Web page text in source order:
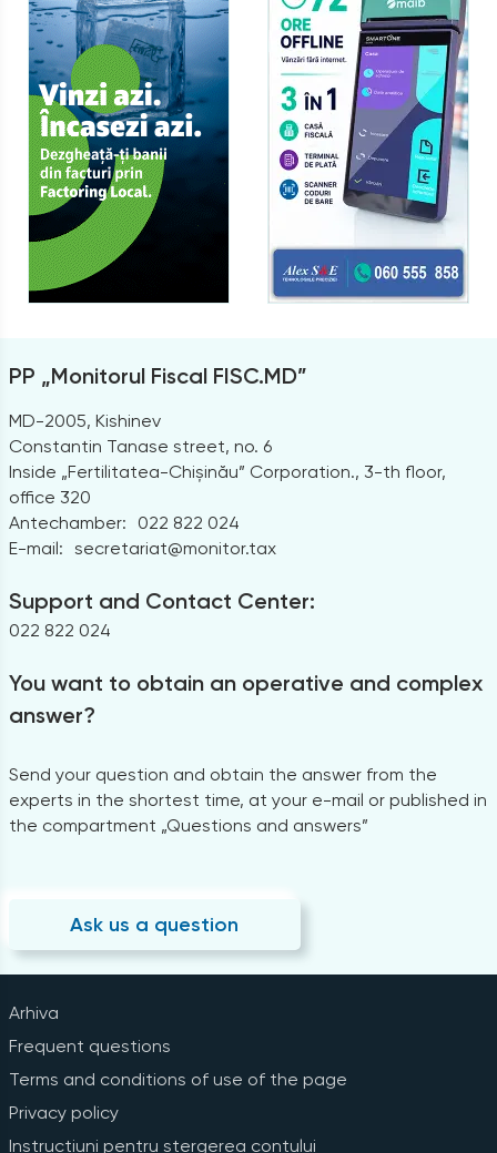
PP „Monitorul Fiscal FISC.MD”
MD-2005, Kishinev
Constantin Tanase street, no. 6
Inside „Fertilitatea-Chișinău” Corporation., 3-th floor,
office 320
Antechamber:
022 822 024
E-mail: secretariat@monitor.tax
Support and Contact Center:
022 822 024
You want to obtain an operative and complex
answer?
Send your question and obtain the answer from the
experts in the shortest time, at your e-mail or published in
the compartment „Questions and answers”
Ask us a question
Arhiva
Frequent questions
Terms and conditions of use of the page
Privacy policy
Instrucțiuni pentru ștergerea contului